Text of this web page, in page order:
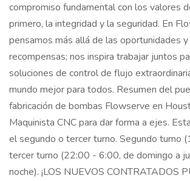
compromiso fundamental con los valores
primero, la integridad y la seguridad. En
pensamos más allá de las oportunidades y
recompensas; nos inspira trabajar juntos
soluciones de control de flujo
mundo mejor para todos. Resumen del
fabricación de bombas Flowserve en
Maquinista CNC para dar forma a ejes.
el segundo o tercer turno. Segundo turno
tercer turno (22:00 - 6:00, de domingo a
noche). ¡LOS NUEVOS CONTRATADOS